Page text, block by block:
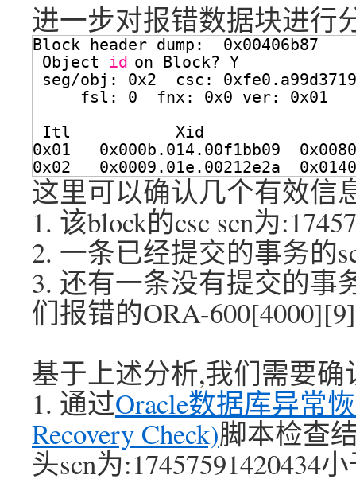
进一步对报错数据块进行
Block header dump:  0x00406b87
Object id on Block? Y
seg/obj : 0x2  csc:
fsl: 0  fnx: 0x0 ver: 0x01
Itl           Xid
0x01   0x000b.014.00f1bb09
0x02   0x0009.01e.00212e2a
这里可以确认几个有效信
1. 该block的csc scn为
2. 一条已经提交的事务的
3. 还有一条没有提交的事
们报错的ORA-
基于上述分析,我们需要确
1. 通过Oracle数据库异常
Recovery Check)脚本检查
头scn为:17457591420434